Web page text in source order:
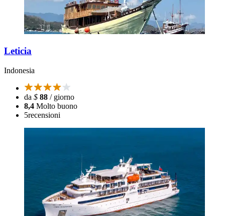
Leticia
Indonesia
da $ 88 / giorno
8,4 Molto buono
5recensioni